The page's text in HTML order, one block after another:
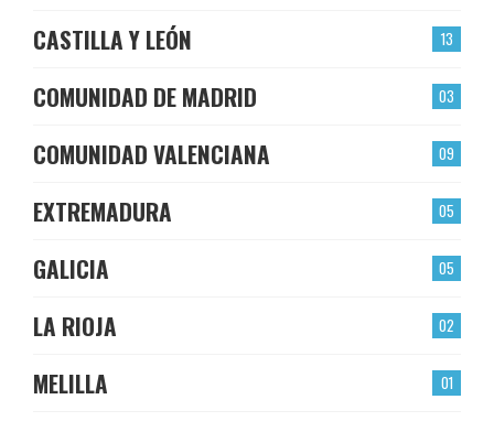
13
CASTILLA Y LEÓN
03
COMUNIDAD DE MADRID
09
COMUNIDAD VALENCIANA
05
EXTREMADURA
05
GALICIA
02
LA RIOJA
01
MELILLA